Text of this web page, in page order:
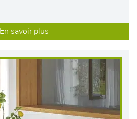
En savoir plus